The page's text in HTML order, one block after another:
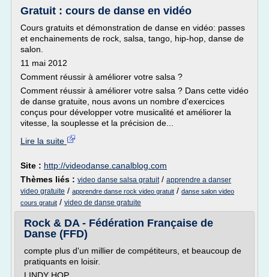
Gratuit : cours de danse en vidéo
Cours gratuits et démonstration de danse en vidéo: passes
et enchainements de rock, salsa, tango, hip-hop, danse de
salon.
11 mai 2012
Comment réussir à améliorer votre salsa ?
Comment réussir à améliorer votre salsa ? Dans cette vidéo
de danse gratuite, nous avons un nombre d'exercices
conçus pour développer votre musicalité et améliorer la
vitesse, la souplesse et la précision de...
Lire la suite
Site : http://videodanse.canalblog.com
Thèmes liés : video danse salsa gratuit/ apprendre a danser
video gratuite / apprendre danse rock video gratuit / danse salon video
cours gratuit / video de danse gratuite
Rock & DA - Fédération Française de
Danse (FFD)
compte plus d'un millier de compétiteurs, et beaucoup de
pratiquants en loisir.